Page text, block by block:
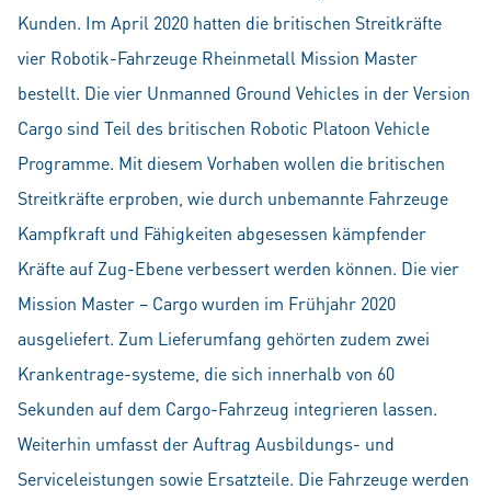
Kunden. Im April 2020 hatten die britischen Streitkräfte
vier Robotik-Fahrzeuge Rheinmetall Mission Master
bestellt. Die vier Unmanned Ground Vehicles in der Version
Cargo sind Teil des britischen Robotic Platoon Vehicle
Programme. Mit diesem Vorhaben wollen die britischen
Streitkräfte erproben, wie durch unbemannte Fahrzeuge
Kampfkraft und Fähigkeiten abgesessen kämpfender
Kräfte auf Zug-Ebene verbessert werden können. Die vier
Mission Master – Cargo wurden im Frühjahr 2020
ausgeliefert. Zum Lieferumfang gehörten zudem zwei
Krankentrage-systeme, die sich innerhalb von 60
Sekunden auf dem Cargo-Fahrzeug integrieren lassen.
Weiterhin umfasst der Auftrag Ausbildungs- und
Serviceleistungen sowie Ersatzteile. Die Fahrzeuge werden